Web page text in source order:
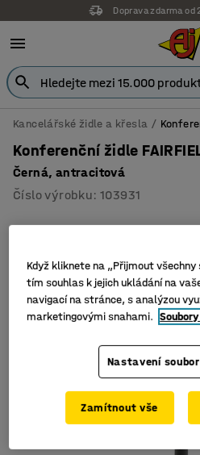
Doprava zdarma od
Kancelářské židle a křesla
Konferenční židle
Černá, antracitová
Číslo výrobku:103931
Když kliknete na „Přijmout
tím souhlas k jejich ukládání na
navigací na stránce, s analýzou
marketingovými snahami.
Nastavení
Zamítnout vše